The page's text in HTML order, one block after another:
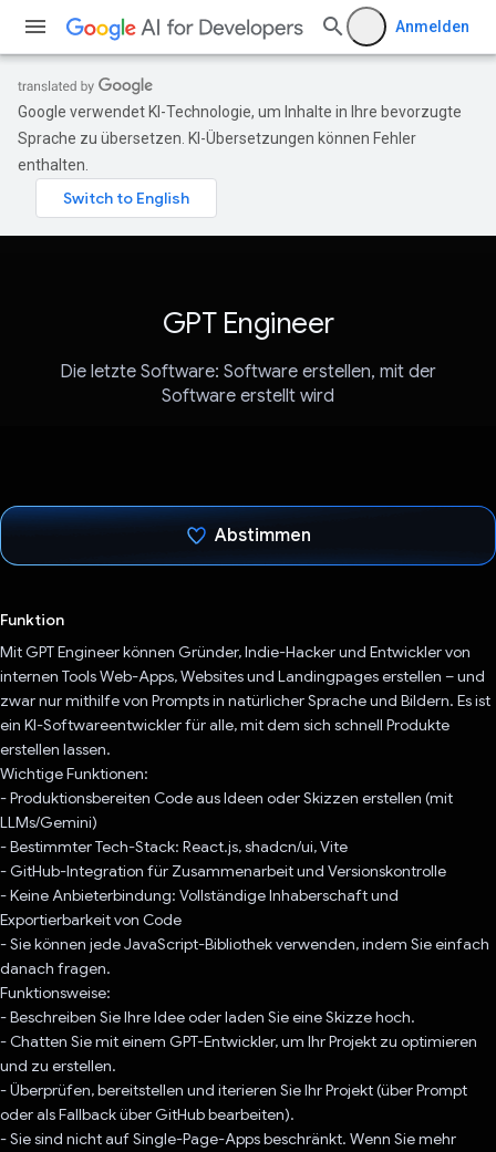
Anmelden
Google verwendet KI-Technologie, um Inhalte in Ihre bevorzugte
Sprache zu übersetzen. KI-Übersetzungen können Fehler
enthalten.
GPT Engineer
Die letzte Software: Software erstellen, mit der
Software erstellt wird
Abstimmen
Funktion
Mit GPT Engineer können Gründer, Indie-Hacker und Entwickler von
internen Tools Web-Apps, Websites und Landingpages erstellen – und
zwar nur mithilfe von Prompts in natürlicher Sprache und Bildern. Es ist
ein KI-Softwareentwickler für alle, mit dem sich schnell Produkte
erstellen lassen.
Wichtige Funktionen:
- Produktionsbereiten Code aus Ideen oder Skizzen erstellen (mit
LLMs/Gemini)
- Bestimmter Tech-Stack: React.js, shadcn/ui, Vite
- GitHub-Integration für Zusammenarbeit und Versionskontrolle
- Keine Anbieterbindung: Vollständige Inhaberschaft und
Exportierbarkeit von Code
- Sie können jede JavaScript-Bibliothek verwenden, indem Sie einfach
danach fragen.
Funktionsweise:
- Beschreiben Sie Ihre Idee oder laden Sie eine Skizze hoch.
- Chatten Sie mit einem GPT-Entwickler, um Ihr Projekt zu optimieren
und zu erstellen.
- Überprüfen, bereitstellen und iterieren Sie Ihr Projekt (über Prompt
oder als Fallback über GitHub bearbeiten).
- Sie sind nicht auf Single-Page-Apps beschränkt. Wenn Sie mehr